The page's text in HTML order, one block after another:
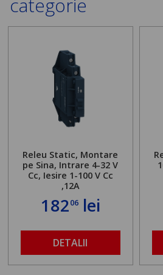
categorie
Releu Static, Montare
pe Sina, Intrare 4-32 V
Cc, Iesire 1-100 V Cc
,12A
18206lei
DETALII